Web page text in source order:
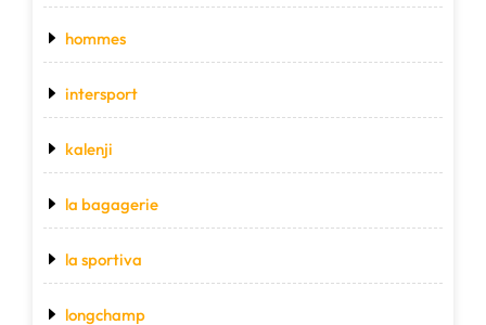
hommes
intersport
kalenji
la bagagerie
la sportiva
longchamp